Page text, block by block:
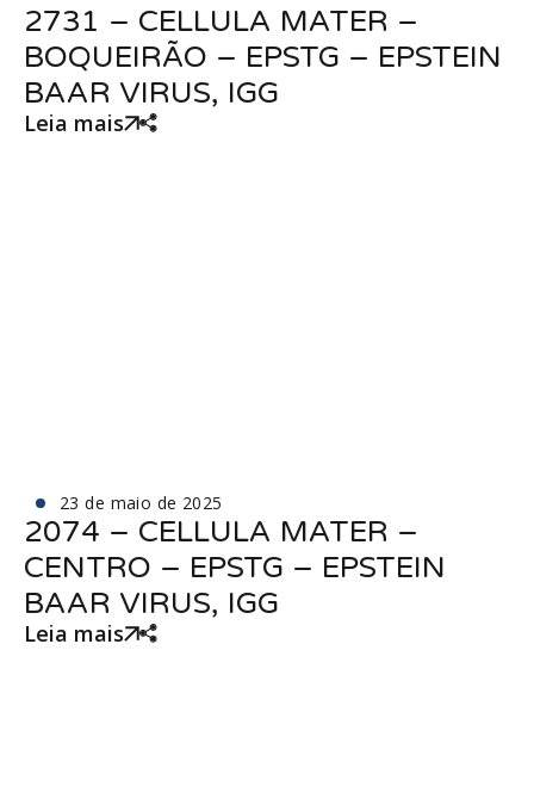
2731 – CELLULA MATER –
BOQUEIRÃO – EPSTG – EPSTEIN
BAAR VIRUS, IGG
Leia mais
23 de maio de 2025
2074 – CELLULA MATER –
CENTRO – EPSTG – EPSTEIN
BAAR VIRUS, IGG
Leia mais